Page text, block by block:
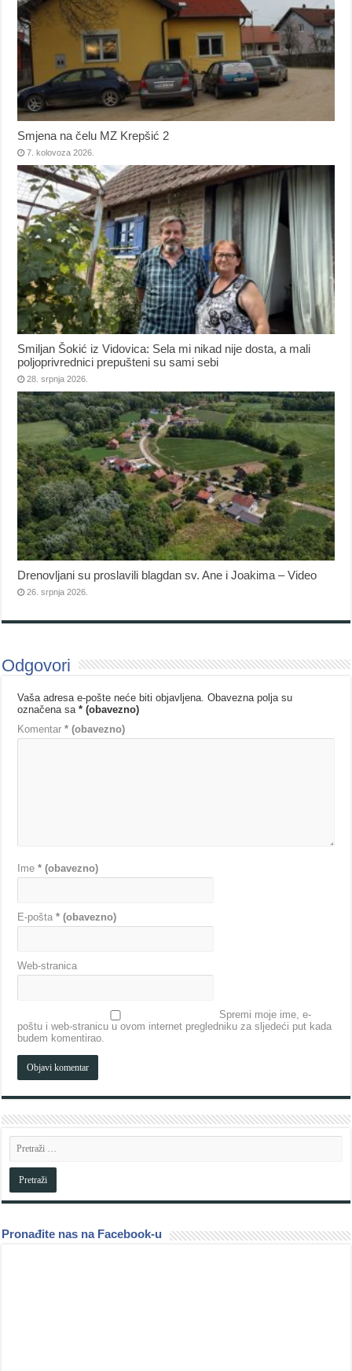
Smjena na čelu MZ Krepšić 2
7. kolovoza 2026.
Smiljan Šokić iz Vidovica: Sela mi nikad nije dosta, a mali
poljoprivrednici prepušteni su sami sebi
28. srpnja 2026.
Drenovljani su proslavili blagdan sv. Ane i Joakima – Video
26. srpnja 2026.
Odgovori
Vaša adresa e-pošte neće biti objavljena. Obavezna polja su
označena sa* (obavezno)
Komentar* (obavezno)
Ime* (obavezno)
E-pošta* (obavezno)
Web-stranica
Spremi moje ime, e-
poštu i web-stranicu u ovom internet pregledniku za sljedeći put kada
budem komentirao.
Pronađite nas na Facebook-u